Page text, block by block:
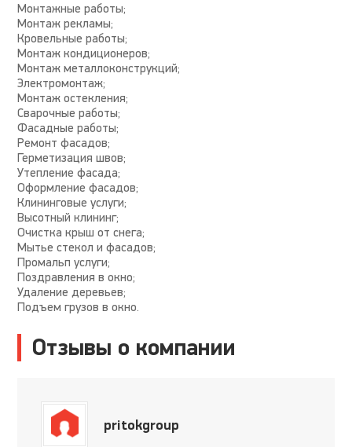
Монтажные работы;
Монтаж рекламы;
Кровельные работы;
Монтаж кондиционеров;
Монтаж металлоконструкций;
Электромонтаж;
Монтаж остекления;
Сварочные работы;
Фасадные работы;
Ремонт фасадов;
Герметизация швов;
Утепление фасада;
Оформление фасадов;
Клининговые услуги;
Высотный клининг;
Очистка крыш от снега;
Мытье стекол и фасадов;
Промальп услуги;
Поздравления в окно;
Удаление деревьев;
Подъем грузов в окно.
Отзывы о компании
pritokgroup